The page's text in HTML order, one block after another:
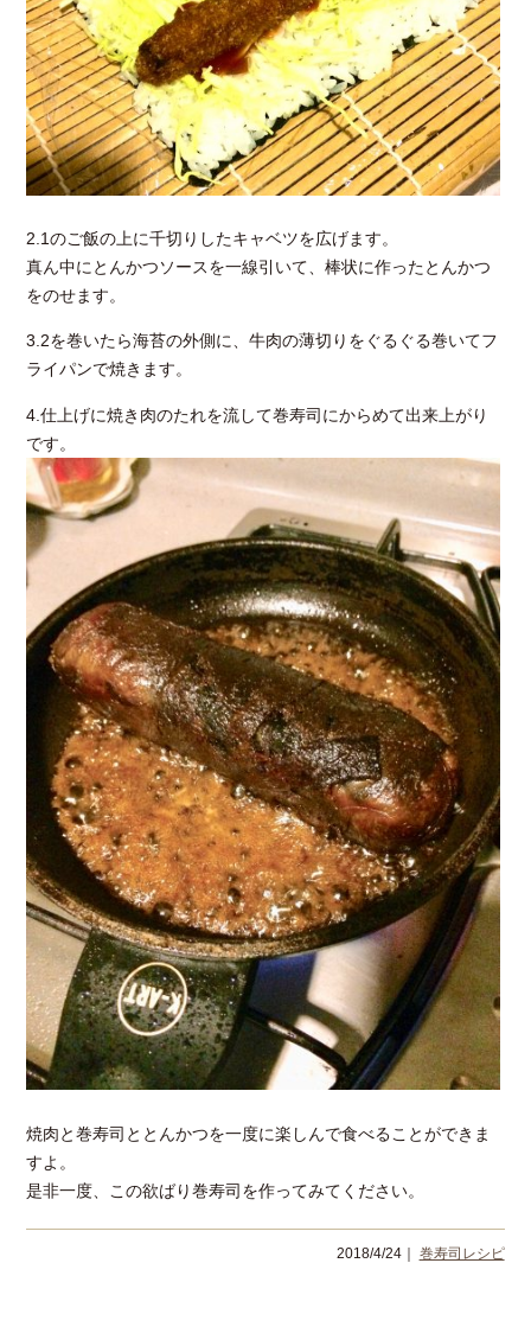
2.1のご飯の上に千切りしたキャベツを広げます。
真ん中にとんかつソースを一線引いて、棒状に作ったとんかつ
をのせます。
3.2を巻いたら海苔の外側に、牛肉の薄切りをぐるぐる巻いてフ
ライパンで焼きます。
4.仕上げに焼き肉のたれを流して巻寿司にからめて出来上がり
です。
焼肉と巻寿司ととんかつを一度に楽しんで食べることができま
すよ。
是非一度、この欲ばり巻寿司を作ってみてください。
2018/4/24｜ 巻寿司レシピ